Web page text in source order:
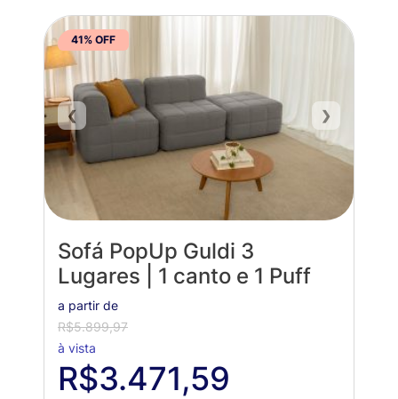
41% OFF
❮ ❯
Sofá PopUp Guldi 3
Lugares | 1 canto e 1 Puff
a partir de
R$5.899,97
à vista
R$3.471,59